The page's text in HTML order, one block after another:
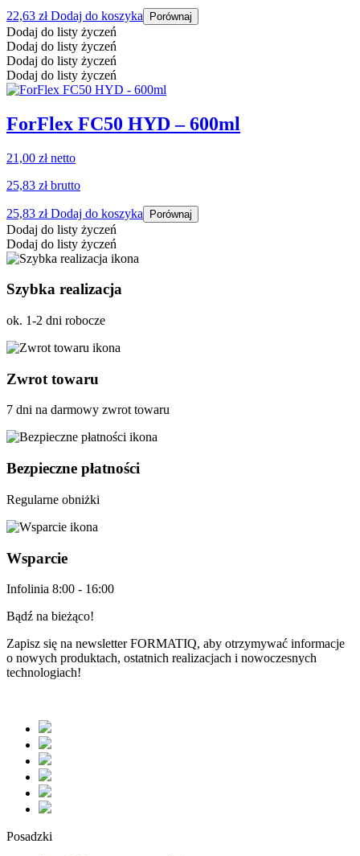
22,63 zł Dodaj do koszyka Porównaj
Dodaj do listy życzeń
Dodaj do listy życzeń
Dodaj do listy życzeń
Dodaj do listy życzeń
ForFlex FC50 HYD – 600ml
21,00 złnetto
25,83 złbrutto
25,83 zł Dodaj do koszyka Porównaj
Dodaj do listy życzeń
Dodaj do listy życzeń
Szybka realizacja
ok. 1-2 dni robocze
Zwrot towaru
7 dni na darmowy zwrot towaru
Bezpieczne płatności
Regularne obniżki
Wsparcie
Infolinia 8:00 - 16:00
Bądź na bieżąco!
Zapisz się na newsletterFORMATIQ, aby otrzymywać informacje
o nowych produktach, ostatnich realizacjach i nowoczesnych
technologiach!
Posadzki